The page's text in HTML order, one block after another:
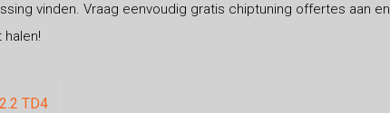
vinden. Vraag eenvoudig gratis chiptuning offertes aan en
halen!
TD4